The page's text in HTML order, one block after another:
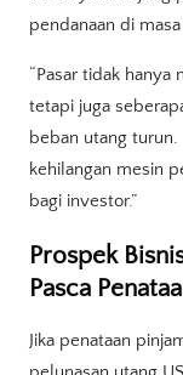
pendanaan di
“Pasar tidak
tetapi juga
beban utang
kehilangan mesin
bagi investor.”
Prospek
Pasca
Jika penataan